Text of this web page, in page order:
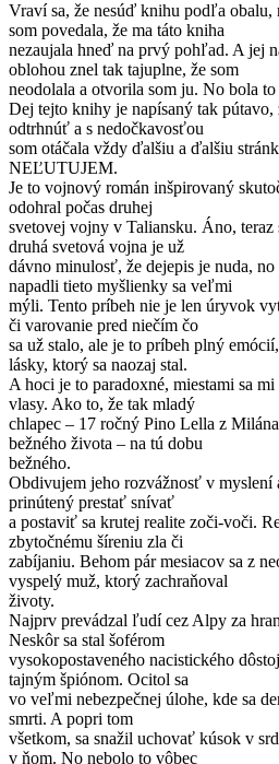
Vraví sa, že nesúď knihu podľa obalu,
som povedala, že ma táto kniha
nezaujala hneď na prvý pohľad. A jej
oblohou znel tak tajuplne, že som
neodolala a otvorila som ju. No bola
Dej tejto knihy je napísaný tak pútavo,
odtrhnúť a s nedočkavosťou
som otáčala vždy ďalšiu a ďalšiu
NEĽUTUJEM.
Je to vojnový román inšpirovaný
odohral počas druhej
svetovej vojny v Taliansku. Áno,
druhá svetová vojna je už
dávno minulosť, že dejepis je nuda,
napadli tieto myšlienky sa veľmi
mýli. Tento príbeh nie je len úryvok
či varovanie pred niečím čo
sa už stalo, ale je to príbeh plný
lásky, ktorý sa naozaj stal.
A hoci je to paradoxné, miestami sa
vlasy. Ako to, že tak mladý
chlapec – 17 ročný Pino Lella z
bežného života – na tú dobu
bežného.
Obdivujem jeho rozvážnosť v myslení
prinútený prestať snívať
a postaviť sa krutej realite zoči-voči.
zbytočnému šíreniu zla či
zabíjaniu. Behom pár mesiacov sa z
vyspelý muž, ktorý zachraňoval
životy.
Najprv prevádzal ľudí cez Alpy za
Neskôr sa stal šoférom
vysokopostaveného nacistického
tajným špiónom. Ocitol sa
vo veľmi nebezpečnej úlohe, kde sa
smrti. A popri tom
všetkom, sa snažil uchovať kúsok v
v ňom. No nebolo to vôbec